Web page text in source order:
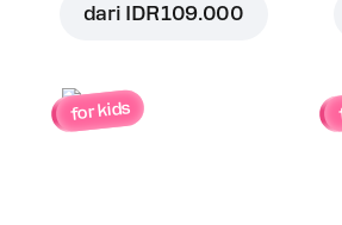
dari IDR 109.000
for kids